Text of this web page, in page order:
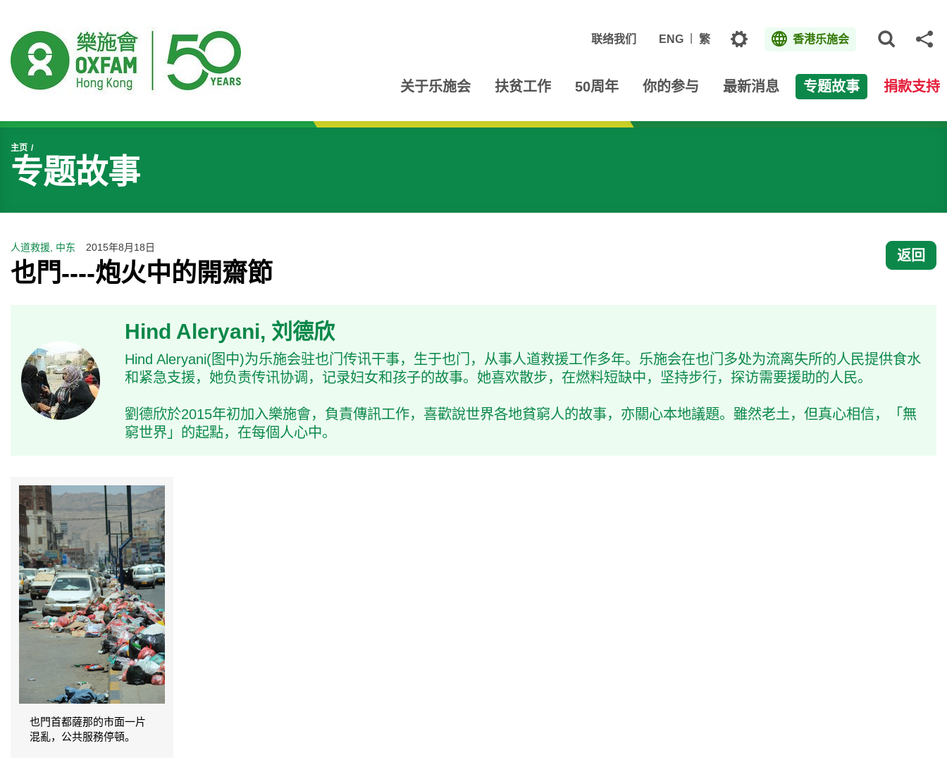
联络我们 ENG 繁 主题 香港乐施会
关于乐施会 扶贫工作 50周年 你的参与 最新消息 专题故事 捐款支持
开始主要内容
主页
专题故事
人道救援, 中东 2015年8月18日
也門----炮火中的開齋節
返回
Hind Aleryani, 刘德欣
Hind Aleryani(图中)为乐施会驻也门传讯干事，生于也门，从事人道救援工作多年。乐施会在也门多处为流离失所的人民提供食水
和紧急支援，她负责传讯协调，记录妇女和孩子的故事。她喜欢散步，在燃料短缺中，坚持步行，探访需要援助的人民。
劉德欣於2015年初加入樂施會，負責傳訊工作，喜歡說世界各地貧窮人的故事，亦關心本地議題。雖然老土，但真心相信，「無
窮世界」的起點，在每個人心中。
也門首都薩那的市面一片
混亂，公共服務停頓。